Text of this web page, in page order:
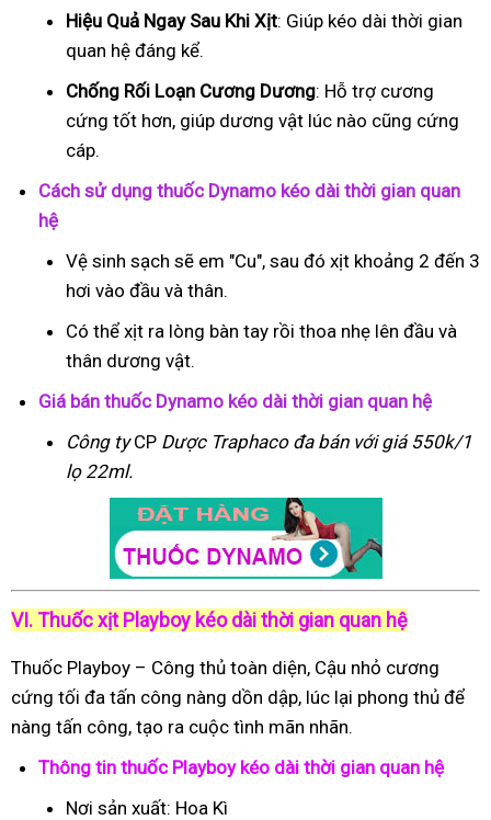
Hiệu Quả Ngay Sau Khi Xịt: Giúp kéo dài thời gian
quan hệ đáng kể.
Chống Rối Loạn Cương Dương: Hỗ trợ cương
cứng tốt hơn, giúp dương vật lúc nào cũng cứng
cáp.
Cách sử dụng thuốc Dynamo kéo dài thời gian quan
hệ
Vệ sinh sạch sẽ em "Cu", sau đó xịt khoảng 2 đến 3
hơi vào đầu và thân.
Có thể xịt ra lòng bàn tay rồi thoa nhẹ lên đầu và
thân dương vật.
Giá bán thuốc Dynamo kéo dài thời gian quan hệ
Công tyCP Dược Traphacođa bán với giá 550k/1
lọ 22ml.
VI. Thuốc xịt Playboy kéo dài thời gian quan hệ
Thuốc Playboy – Công thủ toàn diện, Cậu nhỏ cương
cứng tối đa tấn công nàng dồn dập, lúc lại phong thủ để
nàng tấn công, tạo ra cuộc tình mãn nhãn.
Thông tin thuốc Playboy kéo dài thời gian quan hệ
Nơi sản xuất: Hoa Kì